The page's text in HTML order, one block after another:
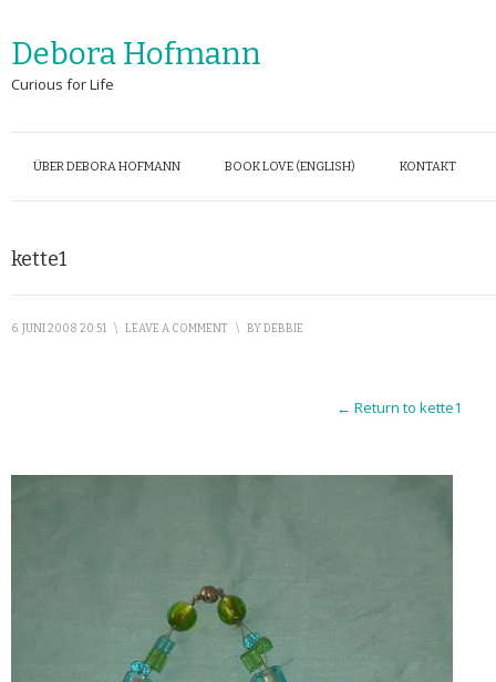
Debora Hofmann
Curious for Life
ÜBER DEBORA HOFMANN BOOK LOVE (ENGLISH) KONTAKT
kette1
6. JUNI 2008 20:51 \ LEAVE A COMMENT \ BYDEBBIE
← Return to kette1